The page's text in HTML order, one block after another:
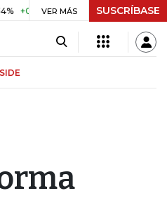
+0,98% UVR $ 416,86 +$
VER MÁS SUSCRÍBASE